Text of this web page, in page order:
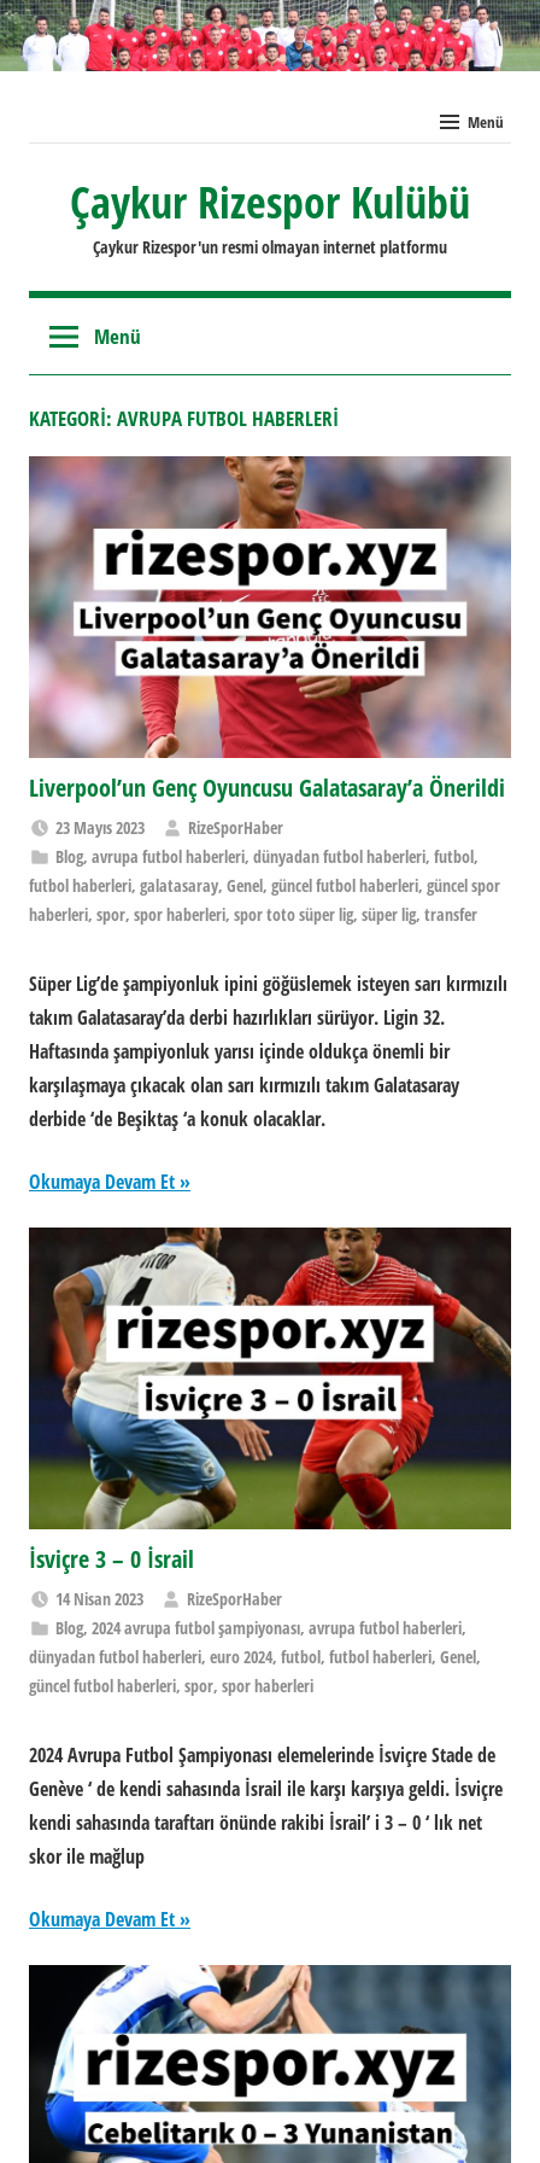
İçeriğe
geç
Menü
Çaykur Rizespor Kulübü
Çaykur Rizespor'un resmi olmayan internet platformu
Menü
KATEGORI: AVRUPA FUTBOL HABERLERI
Liverpool’un Genç Oyuncusu Galatasaray’a Önerildi
23 Mayıs 2023
RizeSporHaber
Blog,avrupa futbol haberleri,dünyadan futbol haberleri,futbol,
futbol haberleri, galatasaray, Genel, güncel futbol haberleri, güncel spor
haberleri, spor, spor haberleri, spor toto süper lig, süper lig, transfer
Süper Lig’de şampiyonluk ipini göğüslemek isteyen sarı kırmızılı
takım Galatasaray’da derbi hazırlıkları sürüyor. Ligin 32.
Haftasında şampiyonluk yarısı içinde oldukça önemli bir
karşılaşmaya çıkacak olan sarı kırmızılı takım Galatasaray
derbide ‘de Beşiktaş ‘a konuk olacaklar.
Okumaya Devam Et
İsviçre 3 – 0 İsrail
14 Nisan 2023
RizeSporHaber
Blog,2024 avrupa futbol şampiyonası,avrupa futbol haberleri,
dünyadan futbol haberleri, euro 2024, futbol, futbol haberleri, Genel,
güncel futbol haberleri, spor, spor haberleri
2024 Avrupa Futbol Şampiyonası elemelerinde İsviçre Stade de
Genève ‘ de kendi sahasında İsrail ile karşı karşıya geldi. İsviçre
kendi sahasında taraftarı önünde rakibi İsrail’ i 3 – 0 ‘ lık net
skor ile mağlup
Okumaya Devam Et